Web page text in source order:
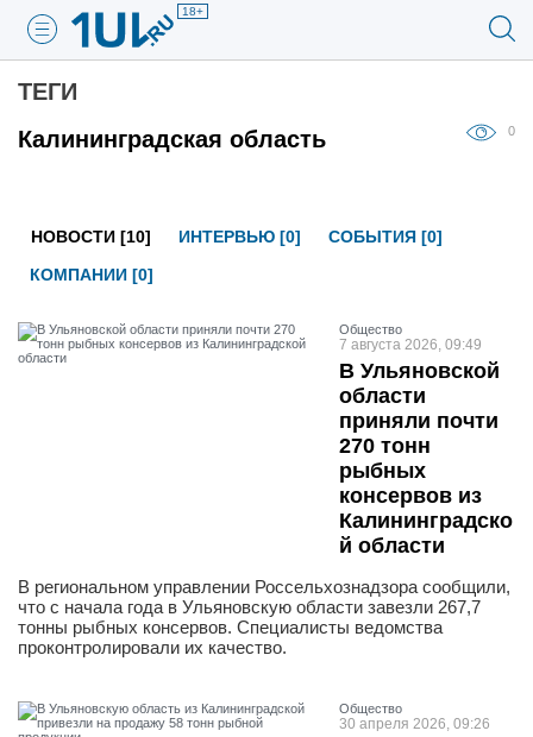
18+
ТЕГИ
Калининградская область
0
НОВОСТИ [10] ИНТЕРВЬЮ [0]
СОБЫТИЯ [0]
КОМПАНИИ [0]
Общество
7 августа 2026, 09:49
В Ульяновской
области
приняли почти
270 тонн
рыбных
консервов из
Калининградско
й области
В региональном управлении Россельхознадзора сообщили,
что с начала года в Ульяновскую области завезли 267,7
тонны рыбных консервов. Специалисты ведомства
проконтролировали их качество.
Общество
30 апреля 2026, 09:26